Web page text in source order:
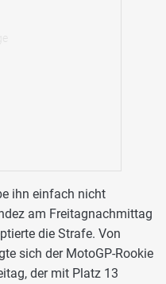
ihn einfach nicht
am Freitagnachmittag
die Strafe. Von
sich der MotoGP-Rookie
der mit Platz 13